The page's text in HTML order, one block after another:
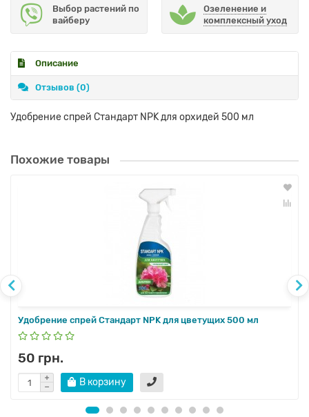
Выбор растений по
вайберу
Озеленение и
комплексный уход
Описание
Отзывов (0)
Удобрение спрей Стандарт NPK для орхидей 500 мл
Похожие товары
Удобрение спрей Стандарт NPK для цветущих 500 мл
50 грн.
В корзину